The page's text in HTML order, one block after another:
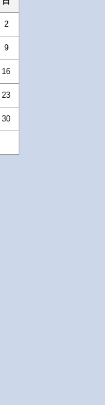
2
9
16
23
30